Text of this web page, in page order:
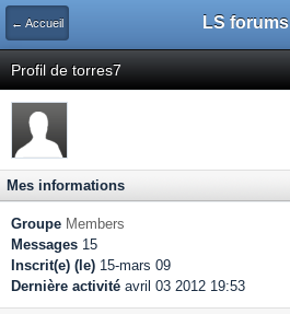
← Accueil LS forums
Profil de torres7
Mes informations
Groupe Members
Messages 15
Inscrit(e) (le) 15-mars 09
Dernière activité avril 03 2012 19:53